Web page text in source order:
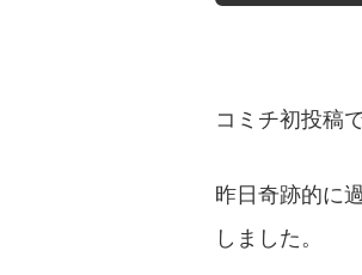
コミチ初投稿
昨日奇跡的に
しました。